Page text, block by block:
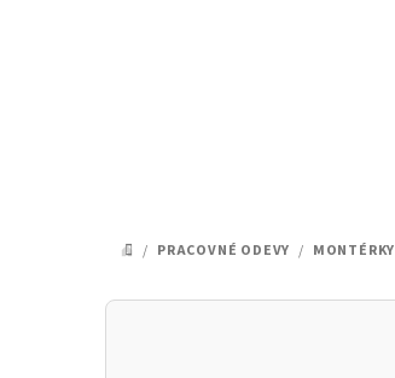
DOMOV
/ PRACOVNÉ ODEVY / MONTÉRKY
B